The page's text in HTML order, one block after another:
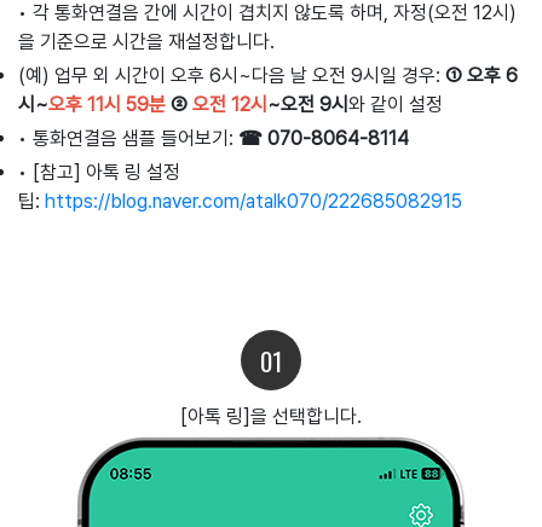
• 각 통화연결음 간에 시간이 겹치지 않도록 하며, 자정(오전 12시)
을 기준으로 시간을 재설정합니다.
(예) 업무 외 시간이 오후 6시~다음 날 오전 9시일 경우: ① 오후 6
시~오후 11시 59분 ② 오전 12시 ~오전 9시 와 같이 설정
• 통화연결음 샘플 들어보기: ☎ 070-8064-8114
• [참고] 아톡 링 설정
팁: https://blog.naver.com/atalk070/222685082915
01
[아톡 링]을 선택합니다.